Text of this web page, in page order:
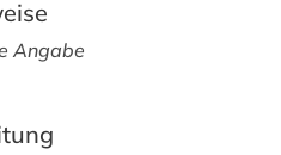
Angabe